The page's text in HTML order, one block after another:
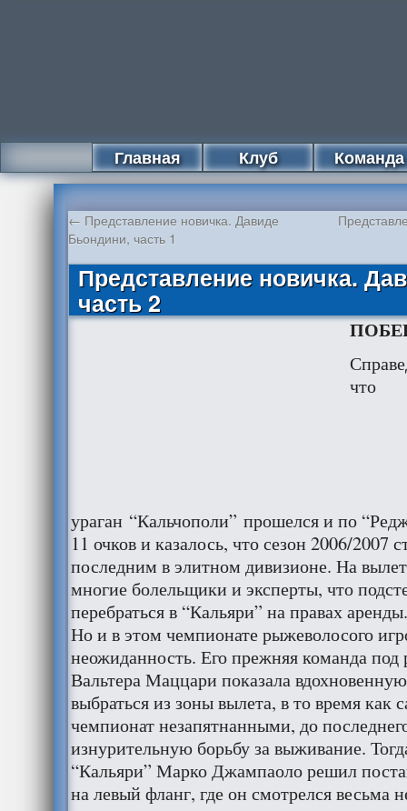
Главная Клуб Команда
← Представление новичка. Давиде
Бьондини, часть 1
Представление новичка.
часть 2
что
ураган “Кальчополи” прошелся и по
11 очков и казалось, что сезон 2006/2007
последним в элитном дивизионе. На
многие болельщики и эксперты, что
перебраться в “Кальяри” на правах аренды.
Но и в этом чемпионате рыжеволосого
неожиданность. Его прежняя команда под
Вальтера Маццари показала
выбраться из зоны вылета, в то время как
чемпионат незапятнанными, до
изнурительную борьбу за выживание.
“Кальяри” Марко Джампаоло решил
на левый фланг, где он смотрелся весьма